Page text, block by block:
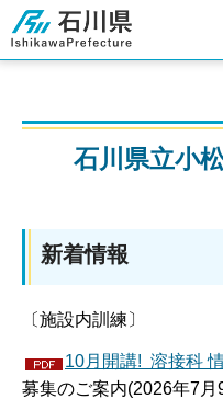
石川県
石川県立小
新着情報
〔施設内訓練〕
10月開講! 溶接科
募集のご案内(2026年7月